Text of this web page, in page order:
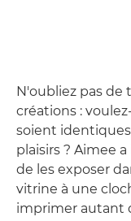
N'oubliez pas de
créations :
soient
plaisirs ? Aimee
de les exposer
vitrine à une
imprimer autant